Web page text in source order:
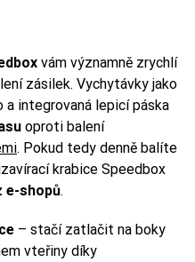
vám významně zrychlí
zásilek. Vychytávky jako
integrovaná lepicí páska
oproti balení
. Pokud tedy denně balíte
krabice Speedbox
e-shopů.
– stačí zatlačit na boky
vteřiny díky